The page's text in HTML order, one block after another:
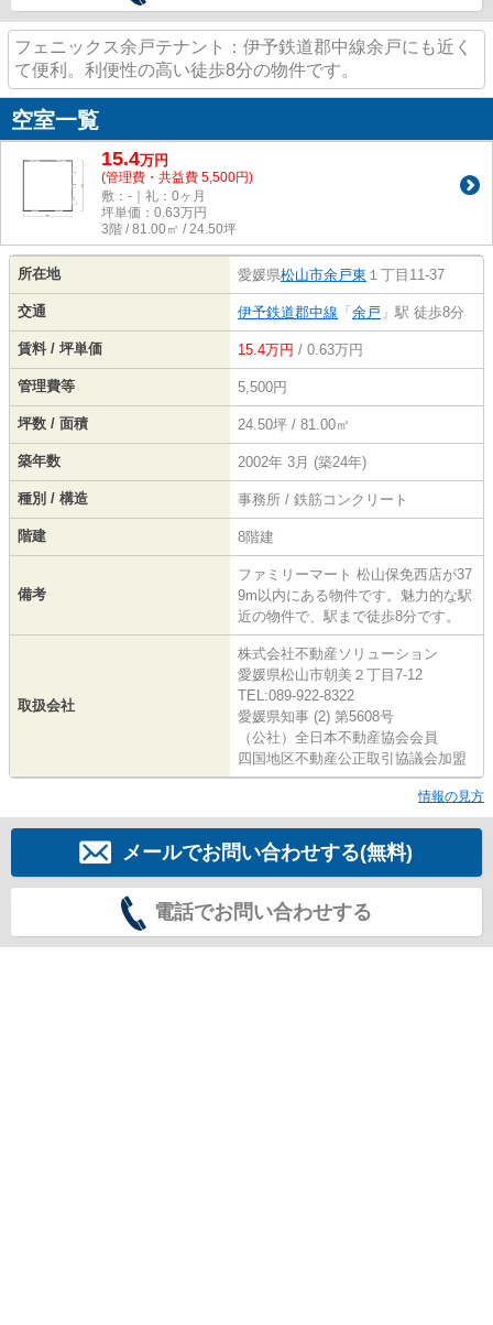
フェニックス余戸テナント：伊予鉄道郡中線余戸にも近く
て便利。利便性の高い徒歩8分の物件です。
空室一覧
15.4万円
(管理費・共益費 5,500円)
敷：-｜礼：0ヶ月
坪単価： 0.63万円
3階 / 81.00㎡ / 24.50坪
所在地 愛媛県松山市余戸東 １丁目11-37
交通 伊予鉄道郡中線 「 余戸 」駅 徒歩8分
賃料 / 坪単価 15.4万円 / 0.63万円
管理費等 5,500円
坪数 / 面積 24.50坪 / 81.00㎡
築年数 2002年 3月 (築24年)
種別 / 構造 事務所 / 鉄筋コンクリート
階建 8階建
備考
ファミリーマート 松山保免西店が37
9m以内にある物件です。魅力的な駅
近の物件で、駅まで徒歩8分です。
取扱会社
株式会社不動産ソリューション
愛媛県松山市朝美２丁目7-12
TEL:089-922-8322
愛媛県知事 (2) 第5608号
（公社）全日本不動産協会会員
四国地区不動産公正取引協議会加盟
情報の見方
メールでお問い合わせする(無料)
電話でお問い合わせする